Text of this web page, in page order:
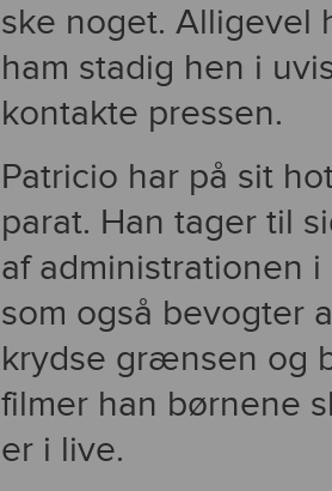
ske noget. Alligevel
ham stadig hen i
kontakte pressen.
Patricio har på sit
parat. Han tager til
af administrationen
som også bevogter
krydse grænsen og
filmer han børnene
er i live.